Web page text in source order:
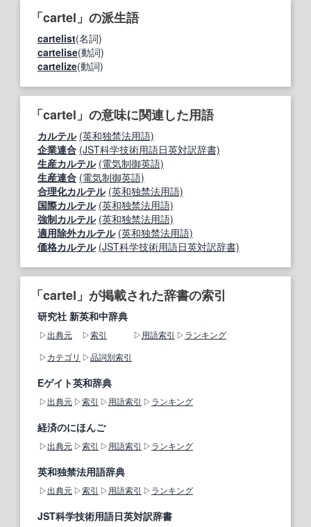
「cartel」の派生語
cartelist(名詞)
cartelise(動詞)
cartelize(動詞)
「cartel」の意味に関連した用語
カルテル (英和独禁法用語)
企業連合 (JST科学技術用語日英対訳辞書)
生産カルテル (電気制御英語)
生産連合 (電気制御英語)
合理化カルテル (英和独禁法用語)
国際カルテル (英和独禁法用語)
強制カルテル (英和独禁法用語)
適用除外カルテル (英和独禁法用語)
価格カルテル (JST科学技術用語日英対訳辞書)
「cartel」が掲載された辞書の索引
研究社 新英和中辞典
出典元 索引 用語索引
ランキング
カテゴリ
品詞別索引
Eゲイト英和辞典
出典元 索引 用語索引 ランキング
経済のにほんご
出典元 索引 用語索引 ランキング
英和独禁法用語辞典
出典元 索引 用語索引 ランキング
JST科学技術用語日英対訳辞書